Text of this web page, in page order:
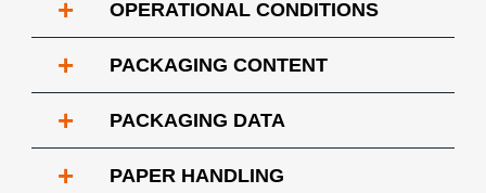
+ OPERATIONAL CONDITIONS
+ PACKAGING CONTENT
+ PACKAGING DATA
+ PAPER HANDLING